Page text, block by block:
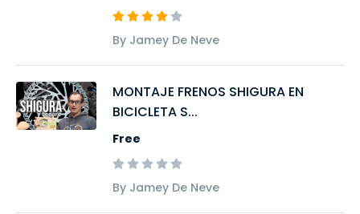
By Jamey De Neve
MONTAJE FRENOS SHIGURA EN
BICICLETA S...
Free
By Jamey De Neve